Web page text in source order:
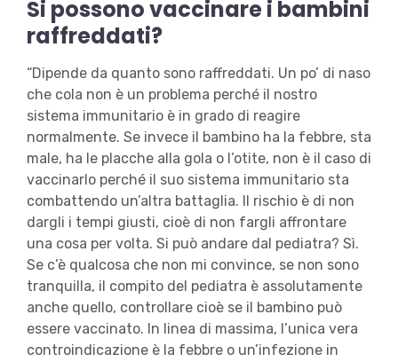
Si possono vaccinare i bambini
raffreddati?
“Dipende da quanto sono raffreddati. Un po’ di naso
che cola non è un problema perché il nostro
sistema immunitario è in grado di reagire
normalmente. Se invece il bambino ha la febbre, sta
male, ha le placche alla gola o l’otite, non è il caso di
vaccinarlo perché il suo sistema immunitario sta
combattendo un’altra battaglia. Il rischio è di non
dargli i tempi giusti, cioè di non fargli affrontare
una cosa per volta. Si può andare dal pediatra? Sì.
Se c’è qualcosa che non mi convince, se non sono
tranquilla, il compito del pediatra è assolutamente
anche quello, controllare cioè se il bambino può
essere vaccinato. In linea di massima, l’unica vera
controindicazione è la febbre o un’infezione in